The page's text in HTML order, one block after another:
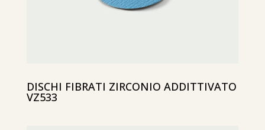
DISCHI FIBRATI ZIRCONIO ADDITTIVATO
VZ533